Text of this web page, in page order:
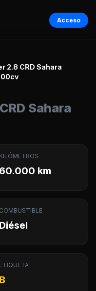
Acceso
2.8 CRD Sahara
Sahara
KILÓMETROS
60.000 km
COMBUSTIBLE
Diésel
ETIQUETA
B